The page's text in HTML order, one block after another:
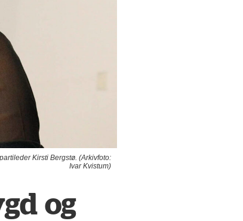
Kirsti Bergstø. (Arkivfoto:
Ivar Kvistum)
og